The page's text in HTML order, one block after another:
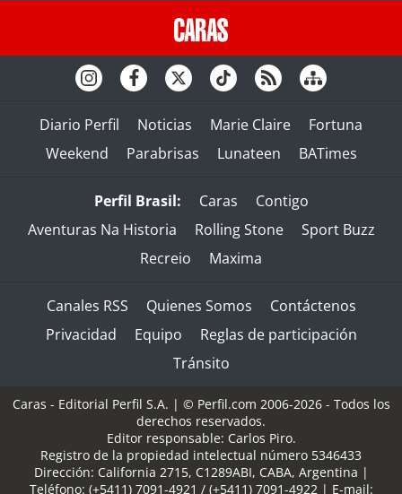
Diario Perfil Noticias Marie Claire
Fortuna
Weekend
Parabrisas Lunateen BATimes
Perfil Brasil: Caras
Contigo
Aventuras Na Historia
Rolling Stone
Sport Buzz
Recreio
Maxima
Canales RSS Quienes Somos
Contáctenos
Privacidad
Equipo
Reglas de participación
Tránsito
Caras - Editorial Perfil S.A. | © Perfil.com 2006-2026 - Todos los
derechos reservados.
Editor responsable: Carlos Piro.
Registro de la propiedad intelectual número 5346433
Dirección: California 2715, C1289ABI, CABA, Argentina |
Teléfono: (+5411) 7091-4921 / (+5411) 7091-4922| E-mail: